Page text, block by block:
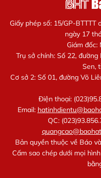
Giấy phép số: 15/GP-
ngày 17
Giám đốc:
Trụ sở chính: Số 22,
Sen,
Cơ sở 2: Số 01, đường Võ
Điện thoại:
Email:
QC:
Bản quyền thuộc về Báo
Cấm sao chép dưới mọi